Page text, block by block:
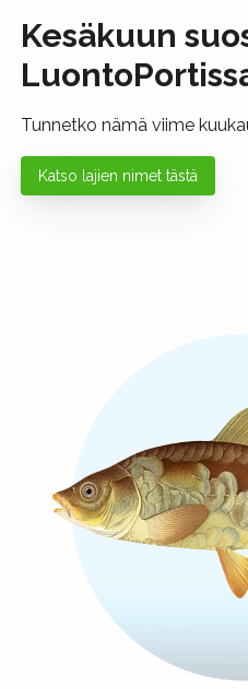
Kesäkuun
Tunnetko nämä viime
Katso lajien nimet tästä